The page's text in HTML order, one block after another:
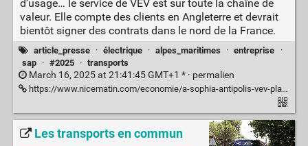
d’usage… le service de VEV est sur toute la chaîne de
valeur. Elle compte des clients en Angleterre et devrait
bientôt signer des contrats dans le nord de la France.
article_presse · électrique · alpes_maritimes · entreprise
·
sap
· #2025 · transports
March 16, 2025 at 21:41:45 GMT+1 * · permalien
https://www.nicematin.com/economie/a-sophia-antipolis-vev-platform-services-aide-a-passer-du-diesel-a-lelectrique-977805
Les transports en commun